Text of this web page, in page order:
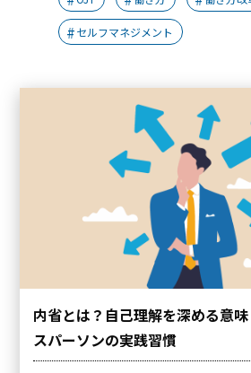
セルフマネジメント
内省とは？自己理解を深める意
スパーソンの実践習慣